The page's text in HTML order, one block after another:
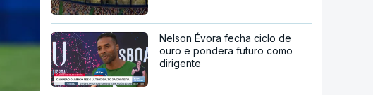
Nelson Évora fecha ciclo de
ouro e pondera futuro como
dirigente